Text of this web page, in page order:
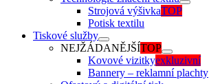
Strojová výšivkaTOP
Potisk textilu
Tiskové služby
NEJŽÁDANĚJŠÍTOP
Kovové vizitkyexkluzivní
Bannery – reklamní plachty